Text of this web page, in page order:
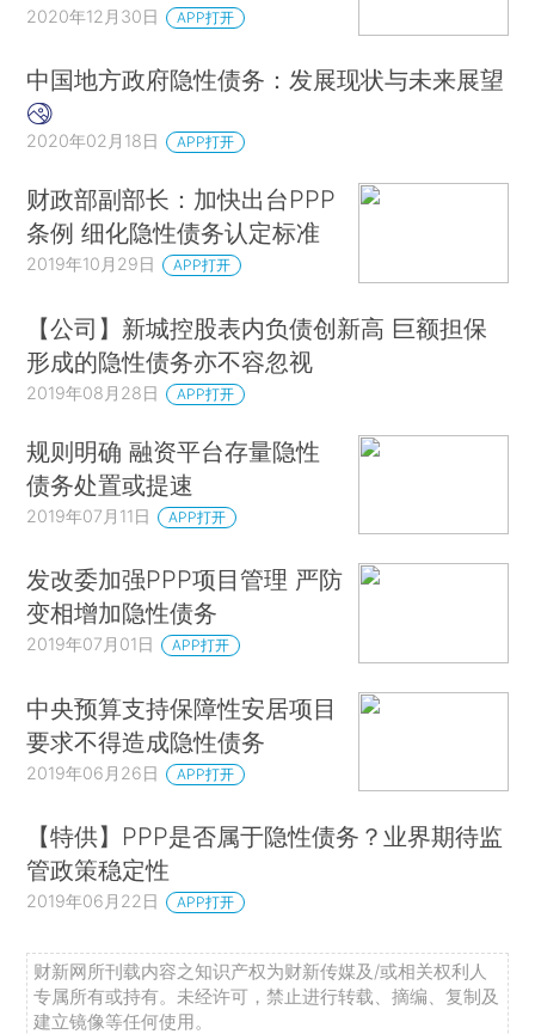
2020年12月30日 APP打开
中国地方政府隐性债务：发展现状与未来展望
2020年02月18日 APP打开
财政部副部长：加快出台PPP
条例 细化隐性债务认定标准
2019年10月29日 APP打开
【公司】新城控股表内负债创新高 巨额担保
形成的隐性债务亦不容忽视
2019年08月28日 APP打开
规则明确 融资平台存量隐性
债务处置或提速
2019年07月11日 APP打开
发改委加强PPP项目管理 严防
变相增加隐性债务
2019年07月01日 APP打开
中央预算支持保障性安居项目
要求不得造成隐性债务
2019年06月26日 APP打开
【特供】PPP是否属于隐性债务？业界期待监
管政策稳定性
2019年06月22日 APP打开
财新网所刊载内容之知识产权为财新传媒及/或相关权利人
专属所有或持有。未经许可，禁止进行转载、摘编、复制及
建立镜像等任何使用。